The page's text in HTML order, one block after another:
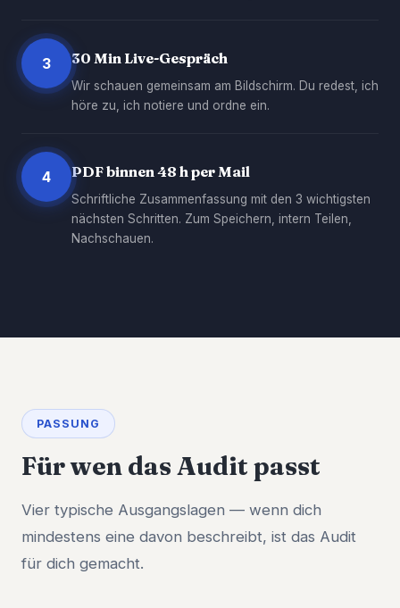
3 30 Min Live-Gespräch
Wir schauen gemeinsam am Bildschirm. Du redest, ich
höre zu, ich notiere und ordne ein.
4 PDF binnen 48 h per Mail
Schriftliche Zusammenfassung mit den 3 wichtigsten
nächsten Schritten. Zum Speichern, intern Teilen,
Nachschauen.
PASSUNG
Für wen das Audit passt
Vier typische Ausgangslagen — wenn dich
mindestens eine davon beschreibt, ist das Audit
für dich gemacht.